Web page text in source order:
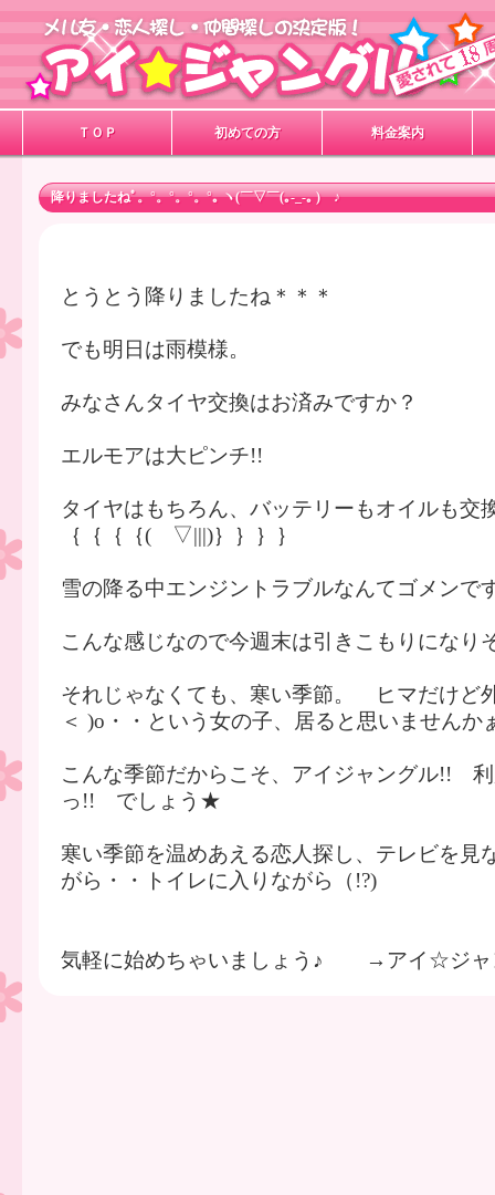
ＴＯＰ 初めての方 料金案内
降りましたねﾟ。°。°。°。°｡ ヽ(￣▽￣(｡-_-｡ )ゝ♪
とうとう降りましたね＊＊＊
でも明日は雨模様。
みなさんタイヤ交換はお済みですか？
エルモアは大ピンチ!!
タイヤはもちろん、バッテリーもオイルも交
｛｛｛｛( ▽|||)｝｝｝｝
雪の降る中エンジントラブルなんてゴメンで
こんな感じなので今週末は引きこもりになり
それじゃなくても、寒い季節。 ヒマだけど
＜ )o・・という女の子、居ると思いませんか
こんな季節だからこそ、アイジャングル!!
っ!! でしょう★
寒い季節を温めあえる恋人探し、テレビを見
がら・・トイレに入りながら（!?)
気軽に始めちゃいましょう♪ →アイ☆ジャ